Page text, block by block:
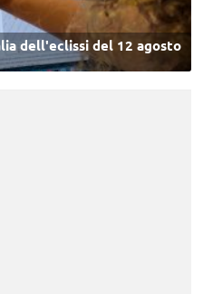
dell'eclissi del 12 agosto